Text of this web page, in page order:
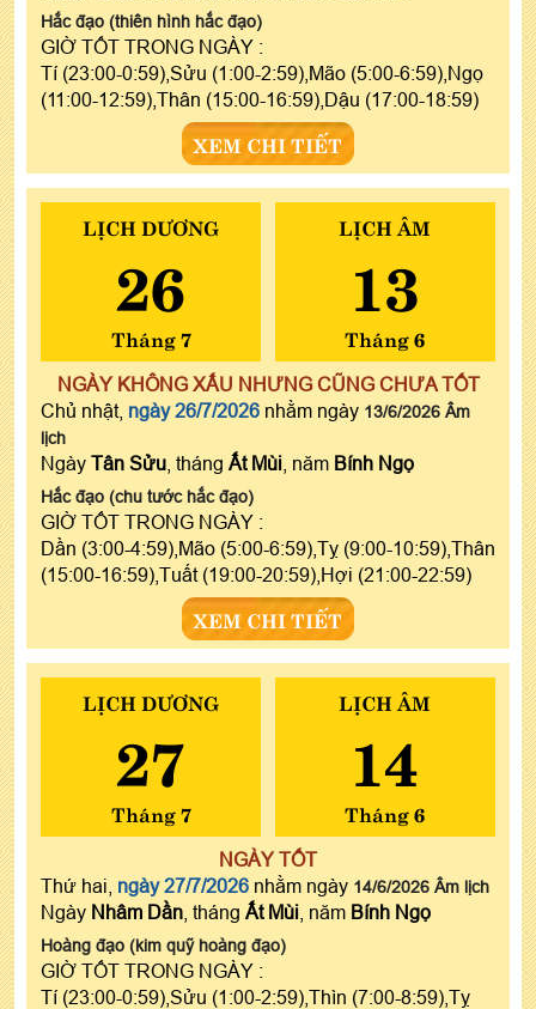
Hắc đạo (thiên hình hắc đạo)
GIỜ TỐT TRONG NGÀY :
Tí (23:00-0:59),Sửu (1:00-2:59),Mão (5:00-6:59),Ngọ
(11:00-12:59),Thân (15:00-16:59),Dậu (17:00-18:59)
XEM CHI TIẾT
LỊCH DƯƠNG
26
Tháng 7
LỊCH ÂM
13
Tháng 6
NGÀY KHÔNG XẤU NHƯNG CŨNG CHƯA TỐT
Chủ nhật, ngày 26/7/2026 nhằm ngày 13/6/2026 Âm
lịch
Ngày Tân Sửu , tháng Ất Mùi , năm Bính Ngọ
Hắc đạo (chu tước hắc đạo)
GIỜ TỐT TRONG NGÀY :
Dần (3:00-4:59),Mão (5:00-6:59),Tỵ (9:00-10:59),Thân
(15:00-16:59),Tuất (19:00-20:59),Hợi (21:00-22:59)
XEM CHI TIẾT
LỊCH DƯƠNG
27
Tháng 7
LỊCH ÂM
14
Tháng 6
NGÀY TỐT
Thứ hai, ngày 27/7/2026 nhằm ngày 14/6/2026 Âm lịch
Ngày Nhâm Dần , tháng Ất Mùi , năm Bính Ngọ
Hoàng đạo (kim quỹ hoàng đạo)
GIỜ TỐT TRONG NGÀY :
Tí (23:00-0:59),Sửu (1:00-2:59),Thìn (7:00-8:59),Tỵ